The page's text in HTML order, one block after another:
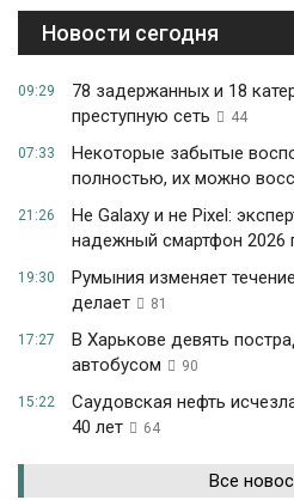
Новости сегодня
09:29
78 задержанных и 18
преступную сеть
44
07:33
Некоторые забытые
полностью, их можно
21:26
Не Galaxy и не Pixel:
надежный смартфон 2026
19:30
Румыния изменяет
делает
81
17:27
В Харькове девять
автобусом
90
15:22
Саудовская нефть
40 лет
64
Все